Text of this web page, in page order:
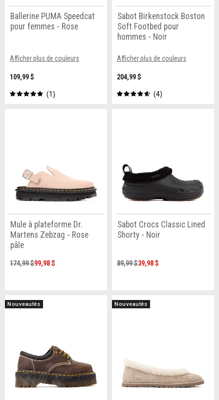
Ballerine PUMA Speedcat
pour femmes - Rose
Afficher plus de couleurs
109,99 $
1
Sabot Birkenstock Boston
Soft Footbed pour
hommes - Noir
Afficher plus de couleurs
204,99 $
4
Mule à plateforme Dr.
Martens Zebzag - Rose
pâle
174,99 $99,98 $
Sabot Crocs Classic Lined
Shorty - Noir
89,99 $39,98 $
Nouveautés Nouveautés